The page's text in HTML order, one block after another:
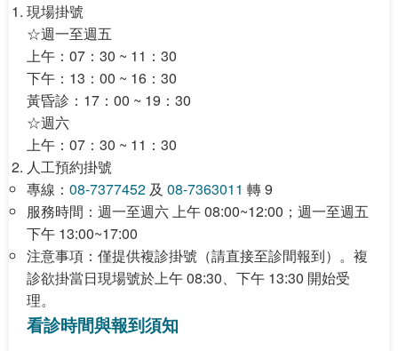
現場掛號
☆週一至週五
上午：07：30 ~ 11：30
下午：13：00 ~ 16：30
黃昏診：17：00 ~ 19：30
☆週六
上午：07：30 ~ 11：30
人工預約掛號
專線： 08-7377452 及 08-7363011 轉 9
服務時間：週一至週六 上午 08:00~12:00；週一至週五
下午 13:00~17:00
注意事項：僅提供複診掛號（請直接至診間報到）。複
診欲掛當日現場號於上午 08:30、下午 13:30 開始受
理。
看診時間與報到須知